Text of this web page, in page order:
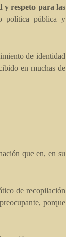
y respeto para las
política pública y
de identidad
en muchas de
que en, en su
de recopilación
porque